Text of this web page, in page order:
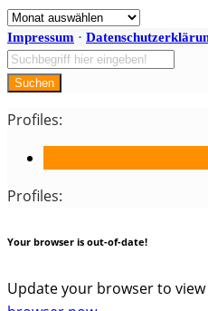
Monatsarchiv
Impressum ·
Suchen
Profiles:
Profiles:
Your browser is out-of-date!
Update your browser to